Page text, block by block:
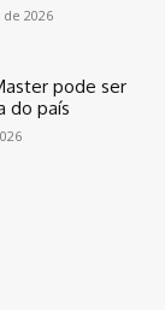
2026
pode ser
do país